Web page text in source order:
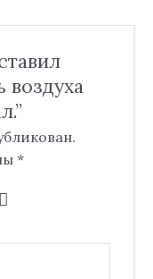
воздуха
*